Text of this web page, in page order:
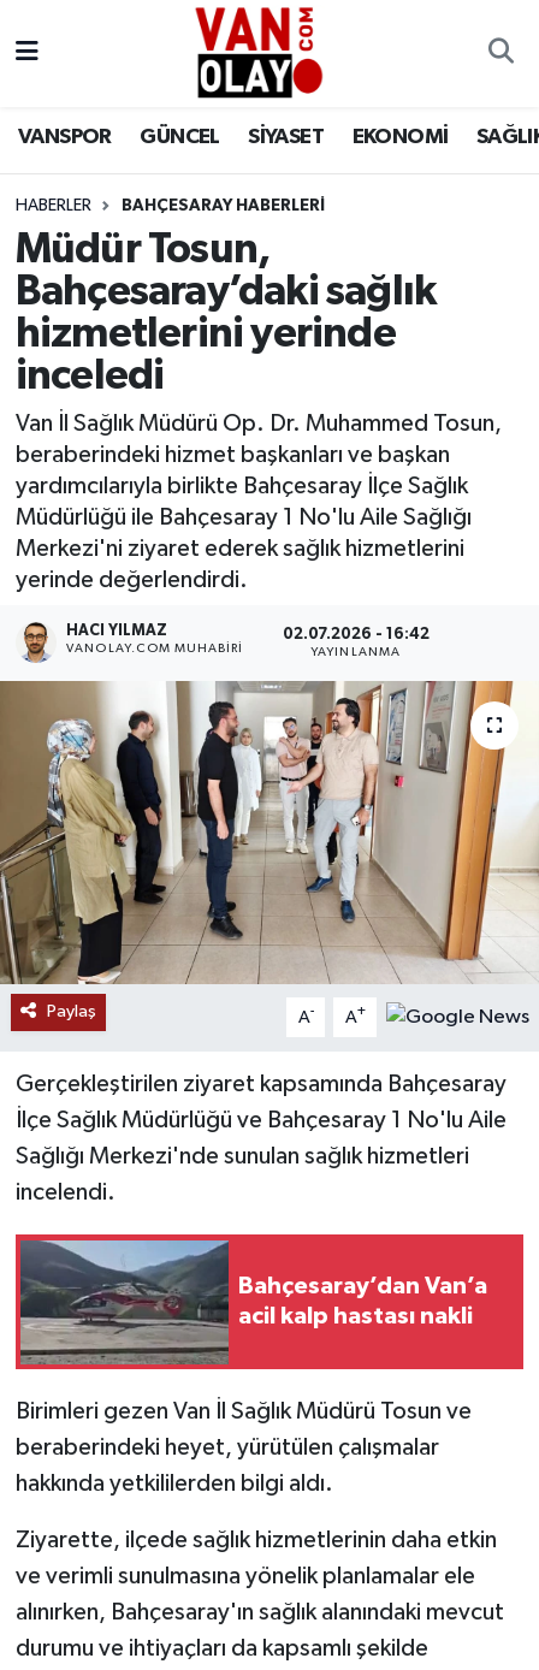
VANSPOR GÜNCEL SİYASET EKONOMİ
HABERLER BAHÇESARAY HABERLERİ
Müdür Tosun,
Bahçesaray’daki sağlık
hizmetlerini yerinde
inceledi
Van İl Sağlık Müdürü Op. Dr. Muhammed Tosun,
beraberindeki hizmet başkanları ve başkan
yardımcılarıyla birlikte Bahçesaray İlçe Sağlık
Müdürlüğü ile Bahçesaray 1 No'lu Aile Sağlığı
Merkezi'ni ziyaret ederek sağlık hizmetlerini
yerinde değerlendirdi.
HACI YILMAZ
VANOLAY.COM MUHABIRI
02.07.2026 - 16:42
YAYINLANMA
Paylaş A- A+
Gerçekleştirilen ziyaret kapsamında Bahçesaray
İlçe Sağlık Müdürlüğü ve Bahçesaray 1 No'lu Aile
Sağlığı Merkezi'nde sunulan sağlık hizmetleri
incelendi.
Bahçesaray’dan Van’a
acil kalp hastası nakli
Birimleri gezen Van İl Sağlık Müdürü Tosun ve
beraberindeki heyet, yürütülen çalışmalar
hakkında yetkililerden bilgi aldı.
Ziyarette, ilçede sağlık hizmetlerinin daha etkin
ve verimli sunulmasına yönelik planlamalar ele
alınırken, Bahçesaray'ın sağlık alanındaki mevcut
durumu ve ihtiyaçları da kapsamlı şekilde
Siyaset
Ekonomi
Sağlık
Bilim & Teknoloji
Dünya
RESMİ İLANLAR
Van Nöbetçi Eczaneler
Van Namaz Vakitleri
Van Trafik Yoğunluk Haritası
Süper Lig Puan Durumu ve Fikstür
Son Dakika Haberleri
Haber Arşivi